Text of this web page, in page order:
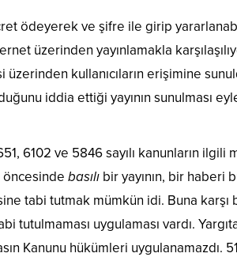
ödeyerek ve şifre ile girip
üzerinden yayınlamakla
kullanıcıların erişimine
iddia ettiği yayının sunulması
6102 ve 5846 sayılı kanunların
öncesinde basılı bir yayının, bir haberi
tabi tutmak mümkün idi. Buna
tutulmaması uygulaması vardı.
Kanunu hükümleri uygulanamazdı.